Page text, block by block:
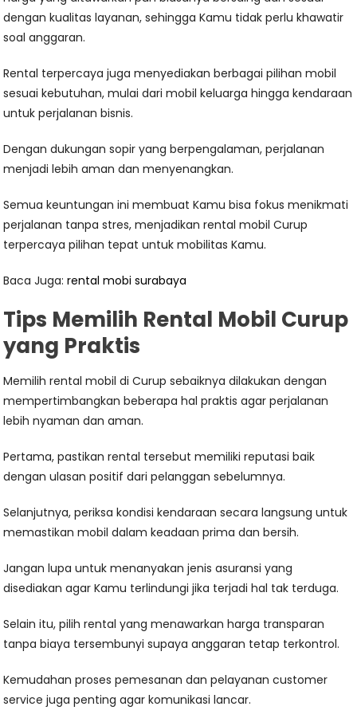
dengan kualitas layanan, sehingga Kamu tidak perlu khawatir
soal anggaran.
Rental terpercaya juga menyediakan berbagai pilihan mobil
sesuai kebutuhan, mulai dari mobil keluarga hingga kendaraan
untuk perjalanan bisnis.
Dengan dukungan sopir yang berpengalaman, perjalanan
menjadi lebih aman dan menyenangkan.
Semua keuntungan ini membuat Kamu bisa fokus menikmati
perjalanan tanpa stres, menjadikan rental mobil Curup
terpercaya pilihan tepat untuk mobilitas Kamu.
Baca Juga:rental mobi surabaya
Tips Memilih Rental Mobil Curup
yang Praktis
Memilih rental mobil di Curup sebaiknya dilakukan dengan
mempertimbangkan beberapa hal praktis agar perjalanan
lebih nyaman dan aman.
Pertama, pastikan rental tersebut memiliki reputasi baik
dengan ulasan positif dari pelanggan sebelumnya.
Selanjutnya, periksa kondisi kendaraan secara langsung untuk
memastikan mobil dalam keadaan prima dan bersih.
Jangan lupa untuk menanyakan jenis asuransi yang
disediakan agar Kamu terlindungi jika terjadi hal tak terduga.
Selain itu, pilih rental yang menawarkan harga transparan
tanpa biaya tersembunyi supaya anggaran tetap terkontrol.
Kemudahan proses pemesanan dan pelayanan customer
service juga penting agar komunikasi lancar.